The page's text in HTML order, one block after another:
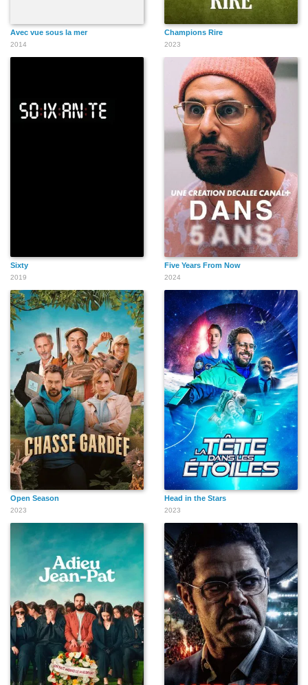
Avec vue sous la mer
2014
Champions Rire
2023
Sixty
2019
Five Years From Now
2024
Open Season
2023
Head in the Stars
2023